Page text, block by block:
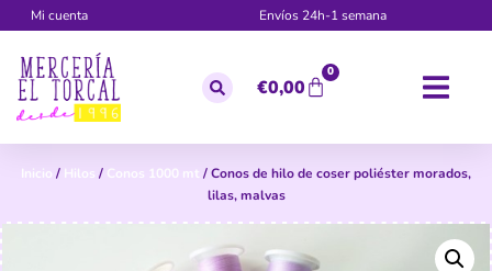
Mi cuenta Envíos 24h-1 semana
€0,00
0
Inicio / Hilos / Conos 1000 mt / Conos de hilo de coser poliéster morados,
lilas, malvas